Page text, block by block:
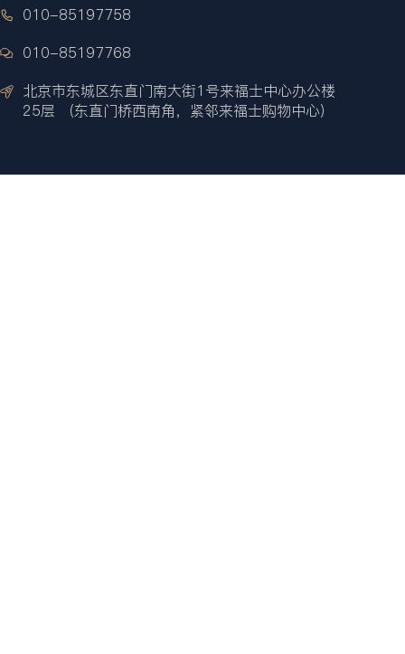
010-85197758
010-85197768
北京市东城区东直门南大街1号来福士中心办公楼
25层 （东直门桥西南角，紧邻来福士购物中心）